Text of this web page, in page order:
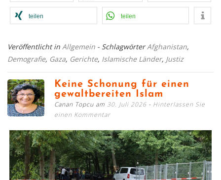
teilen teilen
Veröffentlicht in Allgemein - SchlagwörterAfghanistan,
Demografie, Gaza, Gerichte, Islamische Länder, Justiz
Keine Schonung für einen
gewaltbereiten Islam
Canan Topcu am 30. Juli 2026
Hinterlassen Sie
einen Kommentar